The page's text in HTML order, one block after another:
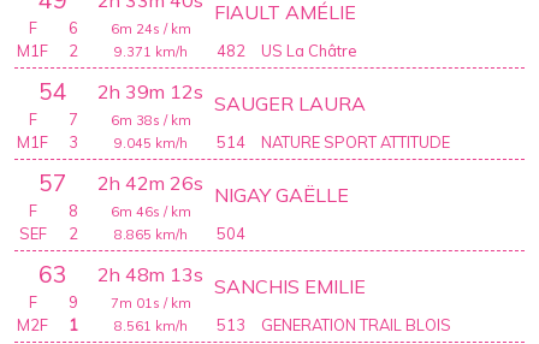
482
FIAULT AMÉLIE
6m 24s / km
9.371 km/h
F
6
M1F
2 US La Châtre
54 2h 39m 12s
514
SAUGER LAURA
6m 38s / km
9.045 km/h
F
7
M1F
3 NATURE SPORT ATTITUDE
57 2h 42m 26s
504
NIGAY GAËLLE
6m 46s / km
8.865 km/h
F
8
SEF
2
63 2h 48m 13s
513
SANCHIS EMILIE
7m 01s / km
8.561 km/h
F
9
M2F
1 GENERATION TRAIL BLOIS